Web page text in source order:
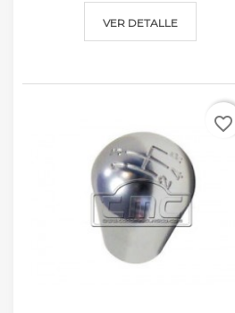
VER DETALLE
favorite_border